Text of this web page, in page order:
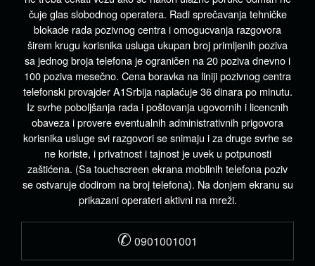
čuje glas slobodnog operatera. Radi sprečavanja tehničke
blokade rada pozivnog centra i omogucvanja razgovora
širem krugu korisnika usluga ukupan broj primljenih poziva
sa jednog broja telefona je ograničen na 20 poziva dnevno i
100 poziva mesečno. Cena boravka na liniji pozivnog centra
telefonski provajder A1Srbija naplaćuje 36 dinara po minutu.
Iz svrhe poboljšanja rada i poštovanja ugovornih i licencnih
obaveza i provere eventualnih administrativnih prigovora
korisnika usluge svi razgovori se snimaju i za druge svrhe se
ne koriste, i privatnost i tajnost je uvek u potpunosti
zaštićena. (Sa touchscreen ekrana mobilnih telefona poziv
se ostvaruje dodirom na broj telefona). Na donjem ekranu su
prikazani operateri aktivni na mreži.
✆ 0901001001